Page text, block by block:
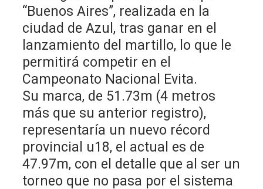
“Buenos Aires”, realizada en la
ciudad de Azul, tras ganar en el
lanzamiento del martillo, lo que le
permitirá competir en el
Campeonato Nacional Evita.
Su marca, de 51.73m (4 metros
más que su anterior registro),
representaría un nuevo récord
provincial u18, el actual es de
47.97m, con el detalle que al ser un
torneo que no pasa por el sistema